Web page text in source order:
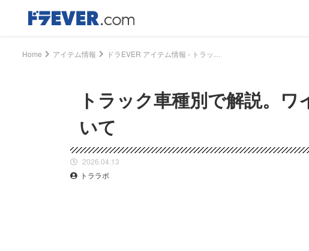
Home アイテム情報
トラック車種別で解説。
いて
2026.04.13
トララボ